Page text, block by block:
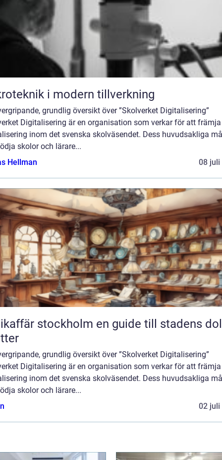
i modern tillverkning
grundlig översikt över ”Skolverket Digitalisering”
Digitalisering är en organisation som verkar för att främja
inom det svenska skolväsendet. Dess huvudsakliga
skolor och lärare...
Hellman
08 juli
stockholm en guide till stadens dolda
grundlig översikt över ”Skolverket Digitalisering”
Digitalisering är en organisation som verkar för att främja
inom det svenska skolväsendet. Dess huvudsakliga
skolor och lärare...
02 juli